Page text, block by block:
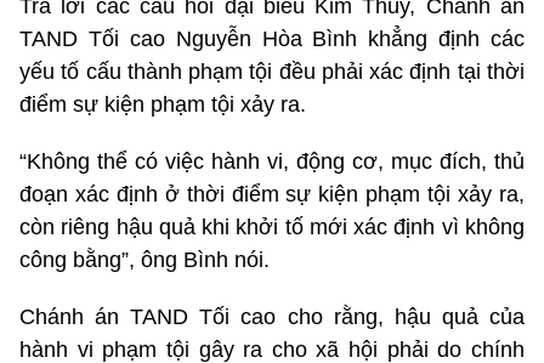
Trả lời các câu hỏi đại biểu Kim Thúy, Chánh án
TAND Tối cao Nguyễn Hòa Bình khẳng định các
yếu tố cấu thành phạm tội đều phải xác định tại thời
điểm sự kiện phạm tội xảy ra.
“Không thể có việc hành vi, động cơ, mục đích, thủ
đoạn xác định ở thời điểm sự kiện phạm tội xảy ra,
còn riêng hậu quả khi khởi tố mới xác định vì không
công bằng”, ông Bình nói.
Chánh án TAND Tối cao cho rằng, hậu quả của
hành vi phạm tội gây ra cho xã hội phải do chính